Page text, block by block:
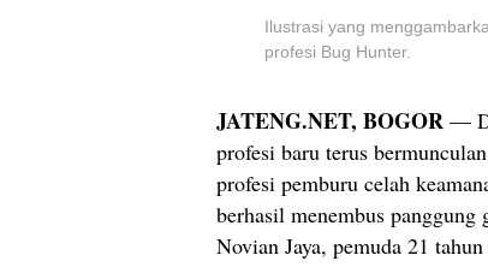
Ilustrasi yang
profesi Bug Hunter.
JATENG.NET, BOGOR —
profesi baru terus
profesi pemburu celah
berhasil menembus
Novian Jaya, pemuda 21